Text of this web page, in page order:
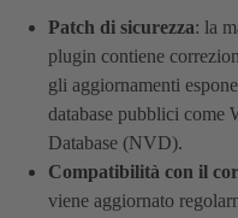
Patch di sicurezza: la
plugin contiene
gli aggiornamenti
database pubblici come
Database (NVD).
Compatibilità con il
viene aggiornato